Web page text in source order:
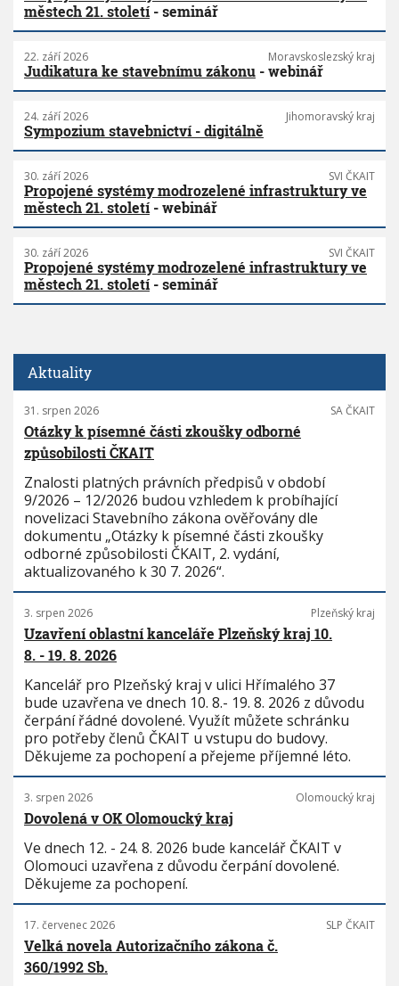
městech 21. století- seminář
22. září 2026 Moravskoslezský kraj
Judikatura ke stavebnímu zákonu - webinář
24. září 2026 Jihomoravský kraj
Sympozium stavebnictví - digitálně
30. září 2026 SVI ČKAIT
Propojené systémy modrozelené infrastruktury ve
městech 21. století- webinář
30. září 2026 SVI ČKAIT
Propojené systémy modrozelené infrastruktury ve
městech 21. století- seminář
Aktuality
31. srpen 2026 SA ČKAIT
Otázky k písemné části zkoušky odborné
způsobilosti ČKAIT
Znalosti platných právních předpisů v období
9/2026 – 12/2026 budou vzhledem k probíhající
novelizaci Stavebního zákona ověřovány dle
dokumentu „Otázky k písemné části zkoušky
odborné způsobilosti ČKAIT, 2. vydání,
aktualizovaného k 30 7. 2026“.
3. srpen 2026 Plzeňský kraj
Uzavření oblastní kanceláře Plzeňský kraj 10.
8. - 19. 8. 2026
Kancelář pro Plzeňský kraj v ulici Hřímalého 37
bude uzavřena ve dnech 10. 8.- 19. 8. 2026 z důvodu
čerpání řádné dovolené. Využít můžete schránku
pro potřeby členů ČKAIT u vstupu do budovy.
Děkujeme za pochopení a přejeme příjemné léto.
3. srpen 2026 Olomoucký kraj
Dovolená v OK Olomoucký kraj
Ve dnech 12. - 24. 8. 2026 bude kancelář ČKAIT v
Olomouci uzavřena z důvodu čerpání dovolené.
Děkujeme za pochopení.
17. červenec 2026 SLP ČKAIT
Velká novela Autorizačního zákona č.
360/1992 Sb.